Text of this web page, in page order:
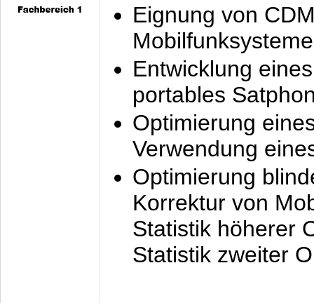
Eignung von
Mobilfunksysteme
Entwicklung
portables
Optimierung
Verwendung
Optimierung
Korrektur von
Statistik höherer
Statistik zweiter